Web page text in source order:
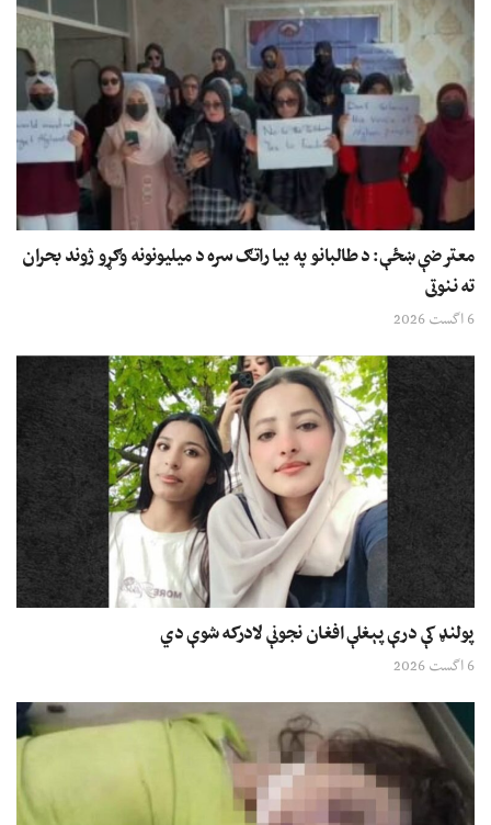
معترضې ښځې: د طالبانو په بیا راتګ سره د میلیونونه وګړو ژوند بحران
ته ننوتی
6 اگست 2026
پولنډ کې درې پېغلې افغان نجونې لادرکه شوې دي
6 اگست 2026